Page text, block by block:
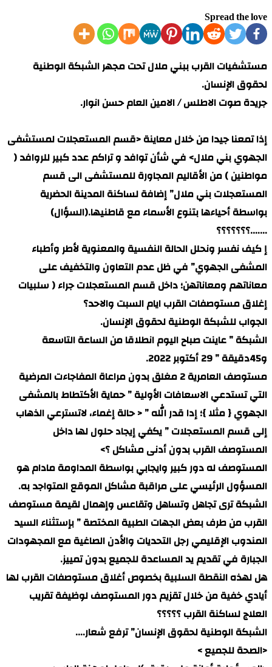
Spread the love
مستشفيات القرب ببني ملال تحت مجهر الشبكة الوطنية
لحقوق الإنسان.
جريدة صوت الاطلس / الامين العام حسن انوار.
إذا تمعنا جيدا من خلال معاينة <قسم المستعجلات لمستشفى
الجهوي بني ملال> في شأن توافد و تراكم عدد كبير للروافد (
مواطنين ) من الأقاليم المجاورة للمستشفى الى قسم
المستعجلات بني ملال” إضافة لساكنة المدينة الحضرية
بواسطة أحياءها بتنوع الأسماء مع قاطنيها.(السؤال)
…….؟؟؟؟؟؟؟
إ كيف نفسر ونحلل الحالة النفسية والمعنوية لأطر وأطباء
المشفى الجهوي” في ظل عدم التعاون والتخفيف على
معاناتهم ومعاناتهن؛ داخل قسم المستعجلات جراء ( سلبيات
إغلاق مستوصفات القرب ايام السبت والاحد؟
الجواب للشبكة الوطنية لحقوق الإنسان.
الشبكة ” عاينت صباح اليوم انطلاقا من الساعة التاسعة
و45دقيقة ” 29 أكتوبر 2022.
مستوصف العامرية 2 مغلق بدون مراعاة المفاجاءت المرضية
التي تستدعي الاسعافات الأولية ” حماية الأكتطاط بالمشفى
الجهوي { مثلا }؛ إدا قدر الله ” < حالة إغماء، لاتسترعي الذهاب
إلى قسم المستعجلات ” يكفي إيجاد حلول لها داخل
المستوصف القرب بدون أدنى مشاكل ؟>
المستوصف له دور كبير وايجابي بواسطة المداومة مادام هو
المسؤول الرئيسي على مراقبة مشاكل الموقع المتواجد به.
الشبكة ترى تجاهل وتساهل وتقاعس وإهمال لقيمة مستوصف
القرب من طرف بعض الجهات الطبية المختصة ” بإستثناء السيد
المندوب الإقليمي رجل التحديات والأدن الصاغية مع المجهودات
الجبارة في تقديم يد المساعدة للجميع بدون تمييز.
هل لهذه النقطة السلبية بخصوص أغلاق مستوصفات القرب لها
أيادي خفية من خلال تقزيم دور المستوصف لوظيفة تقريب
العلاج لساكنة القرب ؟؟؟؟؟
الشبكة الوطنية لحقوق الإنسان” ترفع شعار….
<الصحة للجميع >